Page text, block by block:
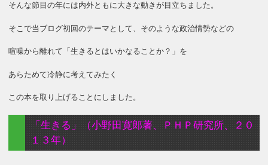
そんな節目の年には内外ともに大きな動きが目立ちました。
そこで当ブログ初回のテーマとして、そのような政治情勢などの
喧噪から離れて「生きるとはいかなることか？」を
あらためて冷静に考えてみたく
この本を取り上げることにしました。
「生きる」（小野田寛郎著、ＰＨＰ研究所、２０
１３年）